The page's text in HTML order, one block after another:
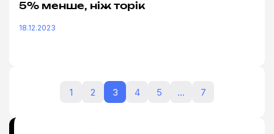
5% менше, ніж торік
18.12.2023
1 2 3 4 5 … 7